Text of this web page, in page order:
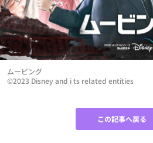
©2023 Disney and i ts related entities
ムービング
この記事へ戻る